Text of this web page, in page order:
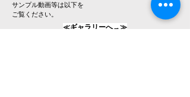
サンプル動画等は以下を
​ご覧ください。
≪ギャラリーへ→≫